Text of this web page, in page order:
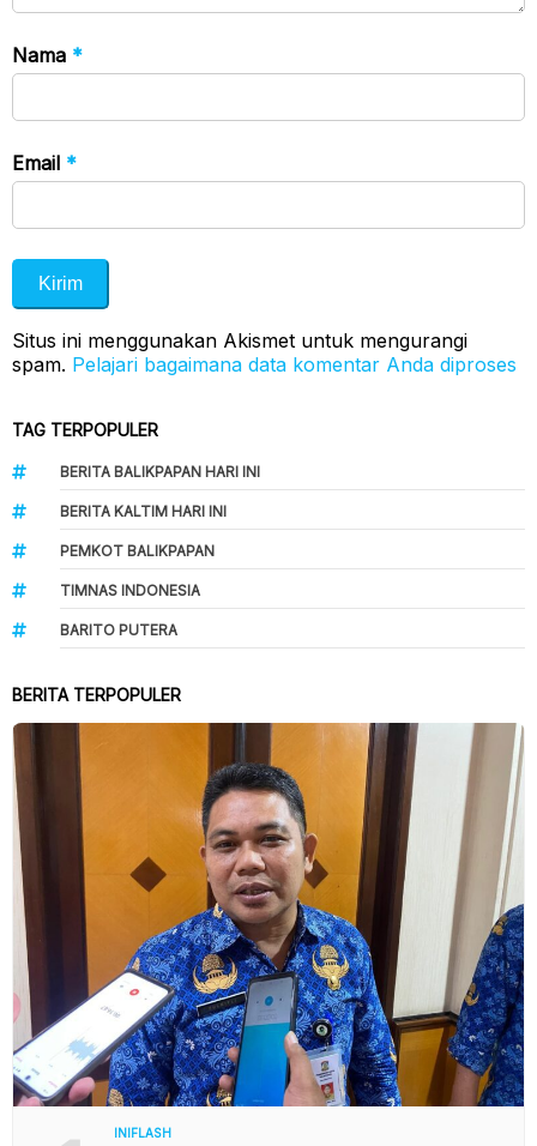
Nama *
Email *
Situs ini menggunakan Akismet untuk mengurangi
spam. Pelajari bagaimana data komentar Anda diproses
TAG TERPOPULER
BERITA BALIKPAPAN HARI INI
BERITA KALTIM HARI INI
PEMKOT BALIKPAPAN
TIMNAS INDONESIA
BARITO PUTERA
BERITA TERPOPULER
INIFLASH